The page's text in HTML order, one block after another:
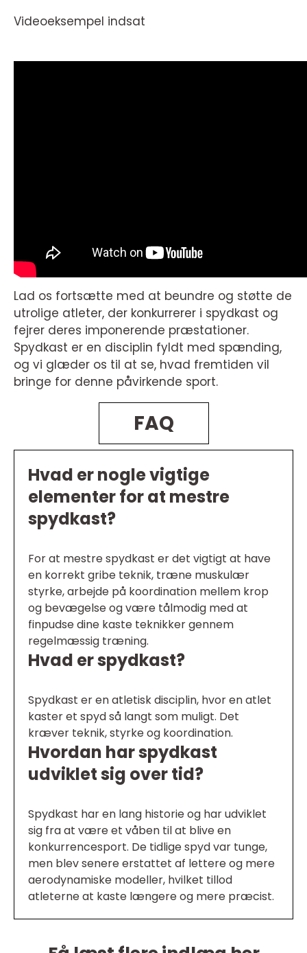
Videoeksempel indsat
Lad os fortsætte med at beundre og støtte de
utrolige atleter, der konkurrerer i spydkast og
fejrer deres imponerende præstationer.
Spydkast er en disciplin fyldt med spænding,
og vi glæder os til at se, hvad fremtiden vil
bringe for denne påvirkende sport.
FAQ
Hvad er nogle vigtige
elementer for at mestre
spydkast?
For at mestre spydkast er det vigtigt at have
en korrekt gribe teknik, træne muskulær
styrke, arbejde på koordination mellem krop
og bevægelse og være tålmodig med at
finpudse dine kaste teknikker gennem
regelmæssig træning.
Hvad er spydkast?
Spydkast er en atletisk disciplin, hvor en atlet
kaster et spyd så langt som muligt. Det
kræver teknik, styrke og koordination.
Hvordan har spydkast
udviklet sig over tid?
Spydkast har en lang historie og har udviklet
sig fra at være et våben til at blive en
konkurrencesport. De tidlige spyd var tunge,
men blev senere erstattet af lettere og mere
aerodynamiske modeller, hvilket tillod
atleterne at kaste længere og mere præcist.